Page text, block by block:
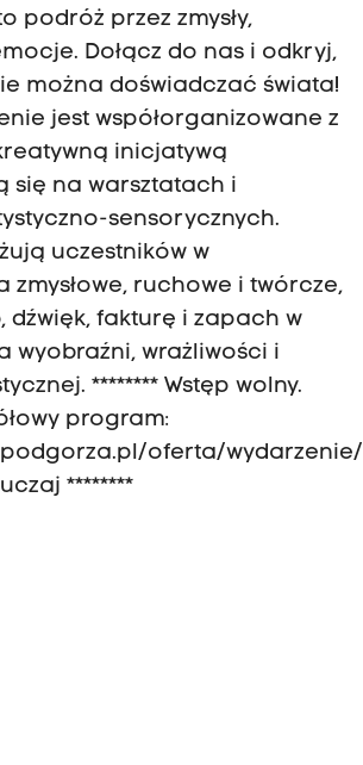
podróż przez zmysły,
Dołącz do nas i odkryj,
można doświadczać świata!
jest współorganizowane z
inicjatywą
się na warsztatach i
sensorycznych.
uczestników w
zmysłowe, ruchowe i twórcze,
dźwięk, fakturę i zapach w
wyobraźni, wrażliwości i
******** Wstęp wolny.
program:
oferta/
********